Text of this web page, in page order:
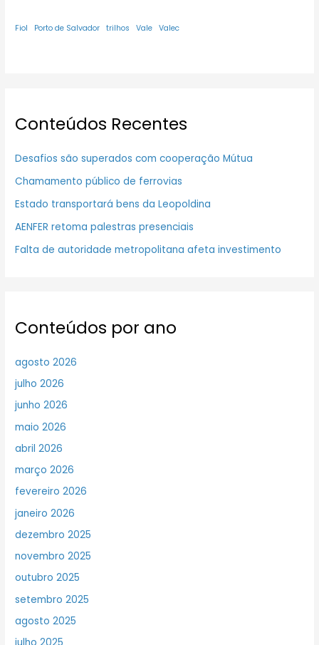
Fiol Porto de Salvador trilhos Vale Valec
Conteúdos Recentes
Desafios são superados com cooperação Mútua
Chamamento público de ferrovias
Estado transportará bens da Leopoldina
AENFER retoma palestras presenciais
Falta de autoridade metropolitana afeta investimento
Conteúdos por ano
agosto 2026
julho 2026
junho 2026
maio 2026
abril 2026
março 2026
fevereiro 2026
janeiro 2026
dezembro 2025
novembro 2025
outubro 2025
setembro 2025
agosto 2025